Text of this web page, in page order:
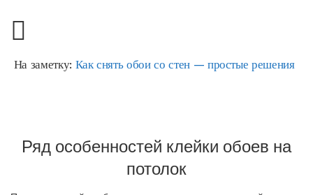
На заметку: Как снять обои со стен — простые решения
Ряд особенностей клейки обоев на
потолок